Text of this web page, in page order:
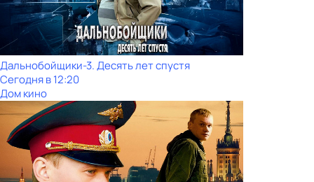
Дальнобойщики-3. Десять лет спустя
Сегодня в 12:20
Дом кино